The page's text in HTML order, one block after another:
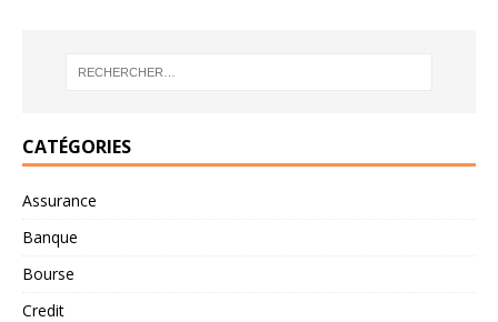
CATÉGORIES
Assurance
Banque
Bourse
Credit